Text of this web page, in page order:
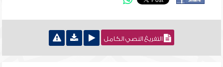
التفريغ النصي الكامل